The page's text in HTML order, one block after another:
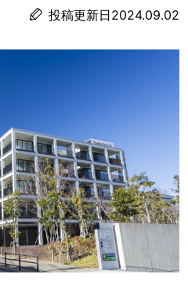
投稿更新日2024.09.02